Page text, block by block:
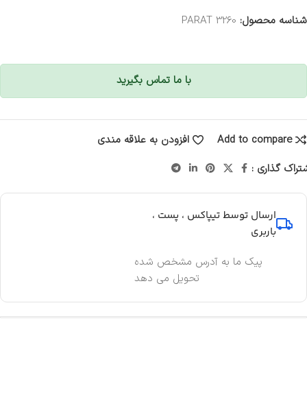
شناسه محصول: 3260 PARAT
با ما تماس بگیرید
Add to compare
افزودن به علاقه مندی
گذاری :
ارسال توسط تیپاکس ، پست ،
باربری
پیک ما به آدرس مشخص شده
تحویل می دهد